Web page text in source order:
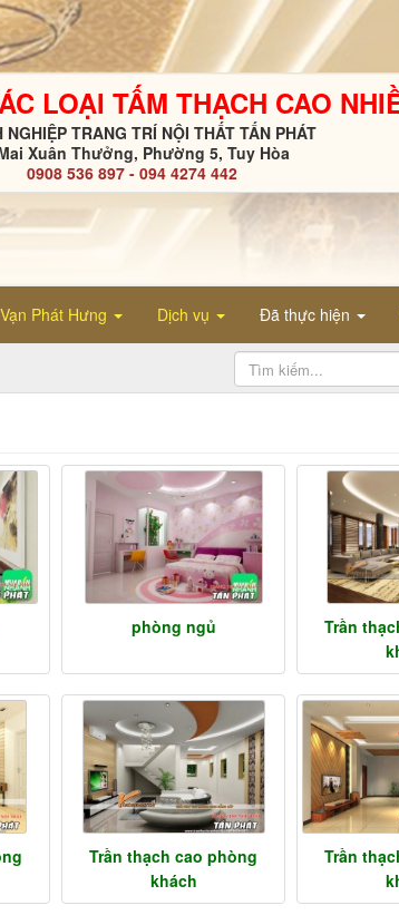
LOẠI TẤM THẠCH CAO
NGHIỆP TRANG TRÍ NỘI THẤT TẤN PHÁT
Xuân Thưởng, Phường 5, Tuy Hòa
0908 536 897 - 094 4274 442
Phát Hưng Dịch vụ Đã thực hiện
phòng ngủ
Trần
Trần thạch cao phòng
khách
Trần